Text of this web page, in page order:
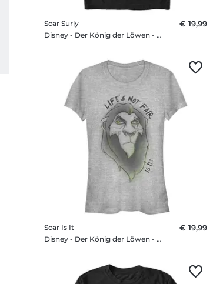
Scar Surly
Disney - Der König der Löwen - Scar Surly - Männer T-Shirt
€ 19,99
Scar Is It
Disney - Der König der Löwen - Scar Is It - Frauen T-Shirt
€ 19,99